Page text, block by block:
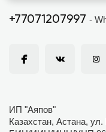
+77071207997 -
ИП "Аяпов"
Казахстан, Астана,